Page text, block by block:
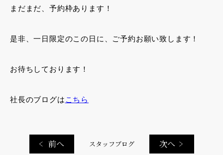
まだまだ、予約枠あります！
是非、一日限定のこの日に、ご予約お願い致します！
お待ちしております！
社長のブログは こちら
前へ スタッフブログ 次へ